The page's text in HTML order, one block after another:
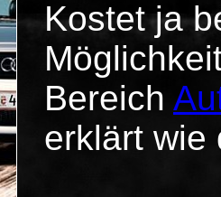
Kostet ja
Bereich
erklärt wie